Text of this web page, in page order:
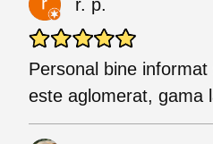
r. p.
Personal bine
este aglomerat, gama